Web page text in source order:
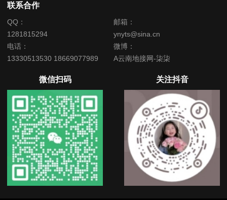
联系合作
QQ：
1281815294
邮箱：
ynyts@sina.cn
电话：
13330513530 18669077989
微博：
A云南地接网-柒柒
微信扫码 关注抖音